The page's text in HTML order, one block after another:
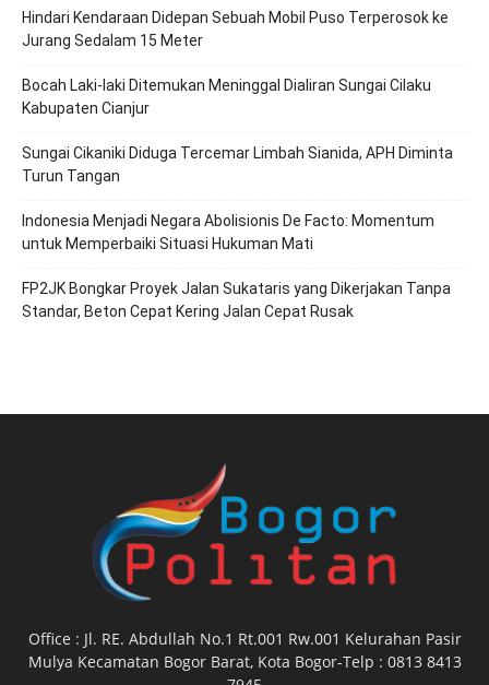
Hindari Kendaraan Didepan Sebuah Mobil Puso Terperosok ke
Jurang Sedalam 15 Meter
Bocah Laki-laki Ditemukan Meninggal Dialiran Sungai Cilaku
Kabupaten Cianjur
Sungai Cikaniki Diduga Tercemar Limbah Sianida, APH Diminta
Turun Tangan
‎Indonesia Menjadi Negara Abolisionis De Facto: Momentum
untuk Memperbaiki Situasi Hukuman Mati
FP2JK Bongkar Proyek Jalan Sukataris yang Dikerjakan Tanpa
Standar, Beton Cepat Kering Jalan Cepat Rusak
Office : Jl. RE. Abdullah No.1 Rt.001 Rw.001 Kelurahan Pasir
Mulya Kecamatan Bogor Barat, Kota Bogor-Telp : 0813 8413